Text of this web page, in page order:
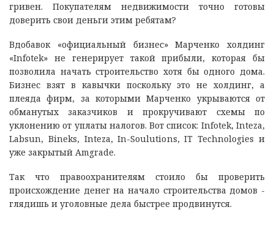
гривен. Покупателям недвижимости точно готовы
доверить свои деньги этим ребятам?
Вдобавок «официальный бизнес» Марченко холдинг
«Infotek» не генерирует такой прибыли, которая бы
позволила начать строительство хотя бы одного дома.
Бизнес взят в кавычки поскольку это не холдинг, а
плеяда фирм, за которыми Марченко укрываются от
обманутых заказчиков и прокручивают схемы по
уклонению от уплаты налогов. Вот список: Infotek, Inteza,
Labsun, Bineks, Inteza, In-Soulutions, IT Technologies и
уже закрытый Amgrade.
Так что правоохранителям стоило бы проверить
происхождение денег на начало строительства домов -
глядишь и уголовные дела быстрее продвинутся.